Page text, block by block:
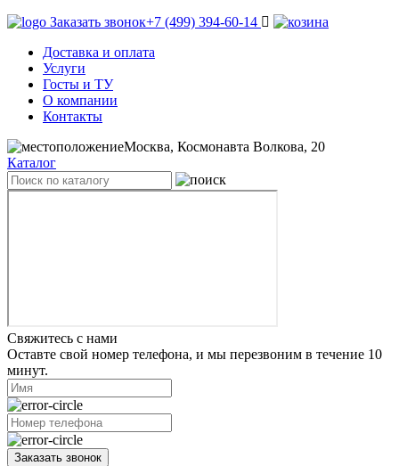
Заказать звонок+7 (499) 394-60-14
Доставка и оплата
Услуги
Госты и ТУ
О компании
Контакты
Москва, Космонавта Волкова, 20
Каталог
Свяжитесь с нами
Оставте свой номер телефона, и мы перезвоним в течение 10
минут.
Заказать звонок